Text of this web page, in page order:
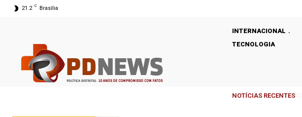
21.2 C Brasília
INTERNACIONAL
TECNOLOGIA
NOTÍCIAS RECENTES